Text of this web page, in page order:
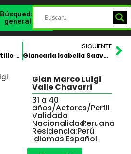
Búsqueda
general
Gerardo Arturo Castillo Vasquez
SIGUIENTE
Giancarla Isabella Saavedra Rodríguez
Gian Marco Luigi
Valle Chavarri
31 a 40
años/Actores/Perfil
Validado
Nacionalidad:Peruana
Residencia:Perú
Idiomas:Español